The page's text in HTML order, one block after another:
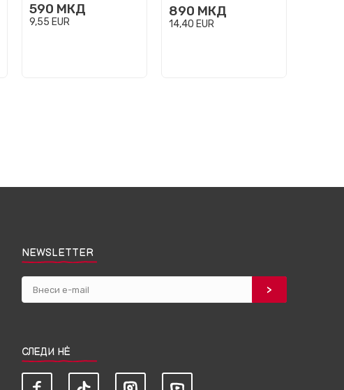
590 МКД
9,55 EUR
890 МКД
14,40 EUR
NEWSLETTER
СЛЕДИ НЀ